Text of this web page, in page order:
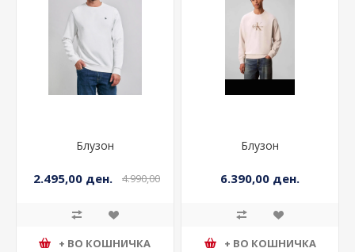
Блузон
2.495,00 ден.
4.990,00
+ ВО КОШНИЧКА
Блузон
6.390,00 ден.
+ ВО КОШНИЧКА